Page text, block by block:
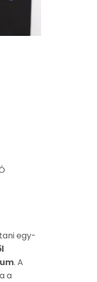
egy-
. A
a